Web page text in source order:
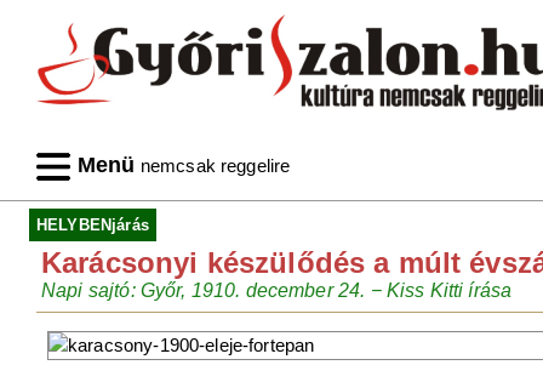
Menü nemcsak reggelire
HELYBENjárás
Karácsonyi készülődés a múlt
Napi sajtó: Győr, 1910. december 24. − Kiss Kitti írása